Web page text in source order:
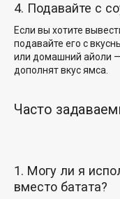
4. Подавайте с
Если вы хотите
подавайте его с
или домашний айоли
дополнят вкус ямса.
Часто
1. Могу ли я
вместо батата?